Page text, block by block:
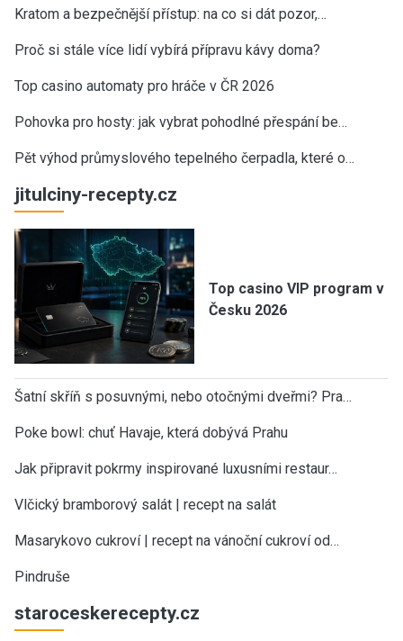
Kratom a bezpečnější přístup: na co si dát pozor,…
Proč si stále více lidí vybírá přípravu kávy doma?
Top casino automaty pro hráče v ČR 2026
Pohovka pro hosty: jak vybrat pohodlné přespání be…
Pět výhod průmyslového tepelného čerpadla, které o…
jitulciny-recepty.cz
Top casino VIP program v
Česku 2026
Šatní skříň s posuvnými, nebo otočnými dveřmi? Pra…
Poke bowl: chuť Havaje, která dobývá Prahu
Jak připravit pokrmy inspirované luxusními restaur…
Vlčický bramborový salát | recept na salát
Masarykovo cukroví | recept na vánoční cukroví od…
Pindruše
staroceskerecepty.cz